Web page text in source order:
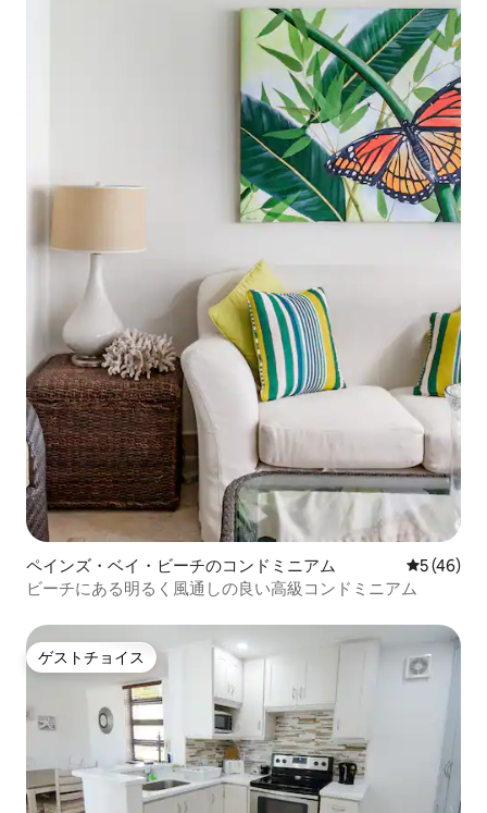
ペインズ・ベイ・ビーチのコンドミニアム レビュー
5 (46)
ビーチにある明るく風通しの良い高級コンドミニアム
ゲストチョイス
ゲストチョイス